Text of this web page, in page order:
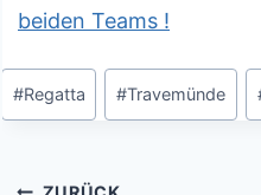
beiden Teams !
Schlagworte:
#Regatta #Travemünde